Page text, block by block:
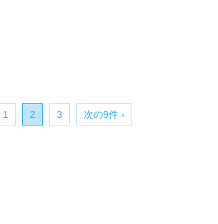
1 2 3 次の9件 ›